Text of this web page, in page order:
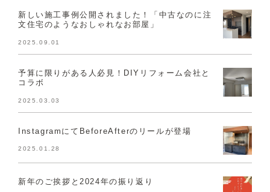
新しい施工事例公開されました！「中古なのに注
文住宅のようなおしゃれなお部屋」
2025.09.01
予算に限りがある人必見！DIYリフォーム会社と
コラボ
2025.03.03
InstagramにてBeforeAfterのリールが登場
2025.01.28
新年のご挨拶と2024年の振り返り